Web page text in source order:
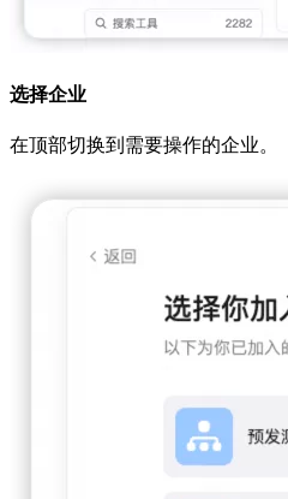
选择企业
在顶部切换到需要操作的企业。